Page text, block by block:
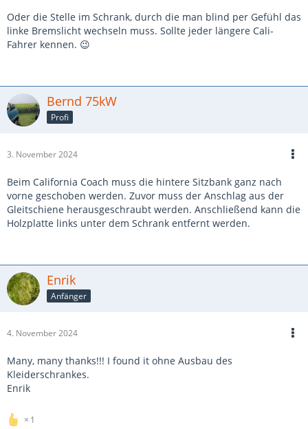
Oder die Stelle im Schrank, durch die man blind per Gefühl das
linke Bremslicht wechseln muss. Sollte jeder längere Cali-
Fahrer kennen. 😉
Bernd 75kW
Profi
3. November 2024
Beim California Coach muss die hintere Sitzbank ganz nach
vorne geschoben werden. Zuvor muss der Anschlag aus der
Gleitschiene herausgeschraubt werden. Anschließend kann die
Holzplatte links unter dem Schrank entfernt werden.
Enrik
Anfänger
4. November 2024
Many, many thanks!!! I found it ohne Ausbau des
Kleiderschrankes.
Enrik
1